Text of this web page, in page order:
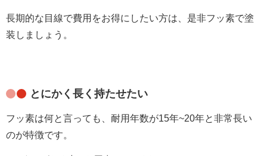
長期的な目線で費用をお得にしたい方は、是非フッ素で塗
装しましょう。
とにかく長く持たせたい
フッ素は何と言っても、耐用年数が15年~20年と非常長い
のが特徴です。